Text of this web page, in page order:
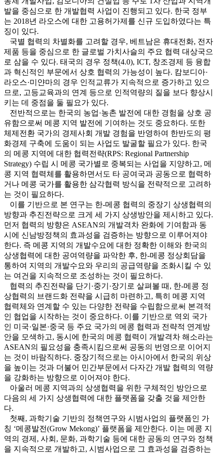
발을 중심으로 한 개발협력 사업이 진행되고 있다. 한국 정부
는 2018년 라오스에 대한 고용허가제를 신규 도입하였다는 특
징이 있다.
국별 협력의 차별화를 고려할 경우, 베트남은 휴대전화, 전자
제품 등을 중심으로 한 글로벌 가치사슬의 주요 협력 대상국으
로 삼을 수 있다. 태국의 경우 정책(4.0), ICT, 창조경제 등 융합
과 혁신적인 부문에서 상호 협력의 가능성이 높다. 캄보디아·
라오스·미얀마의 경우 인적교류가 지속적으로 증가하고 있으
므로, 고등교육과의 연계 등으로 인적역량의 질을 보다 향상시
키는 데 중점을 둘 필요가 있다.
전반적으로는 한국의 농업·농촌 발전에 대한 경험을 상호 공
유함으로써 메콩 지역 발전에 기여하는 것도 중요하다. 또한
체제전환 국가의 경제사회 개발 경험을 반영하여 한반도의 평
화경제 구축에 도움이 되는 사업도 발굴할 필요가 있다. 한국
의 메콩 지역에 대한 협력전략(RPS: Regional Partnership
Strategy) 수립 시 메콩 국가별로 중복되는 사업을 지양하고, 메
콩 지역 협력체를 활용하면서도 타 공여국과 공동으로 협력하
거나 메콩 국가를 활용한 삼각협력 방식을 전략적으로 고려하
는 것이 필요하다.
이를 기반으로 본 연구는 한-메콩 협력의 중장기 상생협력의
방향과 추진전략으로 크게 세 가지 상생방안을 제시하고 있다.
먼저 협력의 방향은 ASEAN의 개발격차 완화에 기여함과 동
시에 신남방정책의 효과성을 검증하는 방향으로 이루어져야
한다. 즉 메콩 지역의 개발수요에 대한 정확한 이해와 한국의
상생협력에 대한 공여역량을 파악한 후, 한-메콩 정상회담을
통하여 지역의 개발수요와 우리의 공급역량을 조화시킬 수 있
는 여건을 지속적으로 조성하는 것이 필요하다.
협력의 추진전략을 단기·중기·장기로 살펴볼 때, 한-메콩 정
상협력의 브랜드화 전략을 시급히 마련하고, 특히 메콩 지역
협력체와 연계할 수 있는 다양한 전략을 수립함으로써 본격적
인 협업을 시작하는 것이 중요하다. 이를 기반으로 역외 국가
인 미국·일본·중국 등 주요 국가의 메콩 협력과 전략적 연계방
안을 모색하고, 동시에 한국의 메콩 협력이 개발격차 해소라는
ASEAN의 필요성을 충족시킴으로써 공동의 번영으로 이어지
는 것이 바람직하다. 중장기적으로는 아시아에서 한국의 위상
을 높이는 것과 더불어 민간부문에서 다자간 개발 협력의 역량
을 강화하는 방향으로 이어져야 한다.
아울러 메콩 지역과의 상생협력을 위한 구체적인 방안으로
다음의 세 가지 상생협력에 대한 플랫폼을 갖출 것을 제안한
다.
첫째, 과학기술 기반의 정책연구와 시범사업의 플랫폼인 가
칭 ‘메콩발전(Grow Mekong)’ 플랫폼을 제안한다. 이는 메콩 지
역의 경제, 사회, 문화, 과학기술 등에 대한 공동의 연구와 정책
을 지속적으로 개발하고, 시범사업으로 그 효과성을 검증하는